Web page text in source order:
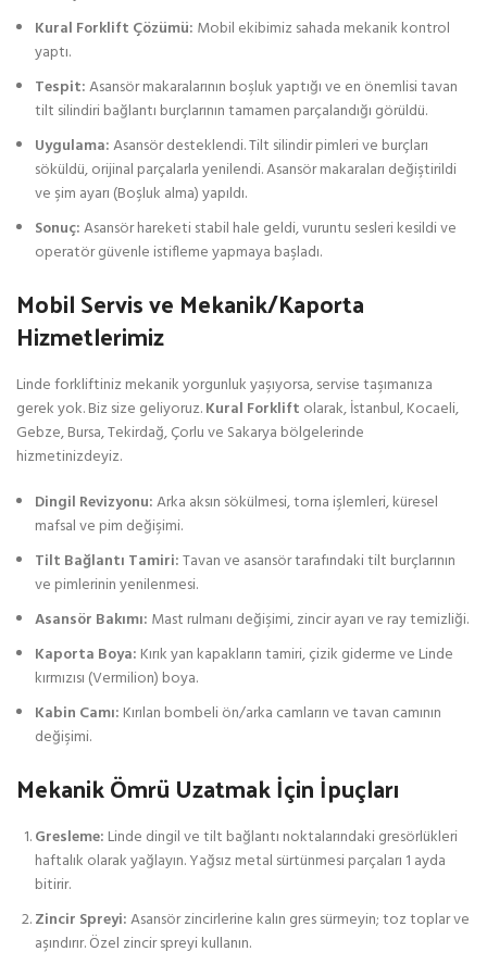
Kural Forklift Çözümü: Mobil ekibimiz sahada mekanik kontrol
yaptı.
Tespit:Asansör makaralarının boşluk yaptığı ve en önemlisi tavan
tilt silindiri bağlantı burçlarının tamamen parçalandığı görüldü.
Uygulama:Asansör desteklendi. Tilt silindir pimleri ve burçları
söküldü, orijinal parçalarla yenilendi. Asansör makaraları değiştirildi
ve şim ayarı (Boşluk alma) yapıldı.
Sonuç:Asansör hareketi stabil hale geldi, vuruntu sesleri kesildi ve
operatör güvenle istifleme yapmaya başladı.
Mobil Servis ve Mekanik/Kaporta
Hizmetlerimiz
Linde forkliftiniz mekanik yorgunluk yaşıyorsa, servise taşımanıza
gerek yok. Biz size geliyoruz.Kural Forklift olarak, İstanbul, Kocaeli,
Gebze, Bursa, Tekirdağ, Çorlu ve Sakarya bölgelerinde
hizmetinizdeyiz.
Dingil Revizyonu:Arka aksın sökülmesi, torna işlemleri, küresel
mafsal ve pim değişimi.
Tilt Bağlantı Tamiri:Tavan ve asansör tarafındaki tilt burçlarının
ve pimlerinin yenilenmesi.
Asansör Bakımı: Mast rulmanı değişimi, zincir ayarı ve ray temizliği.
Kaporta Boya: Kırık yan kapakların tamiri, çizik giderme ve Linde
kırmızısı (Vermilion) boya.
Kabin Camı: Kırılan bombeli ön/arka camların ve tavan camının
değişimi.
Mekanik Ömrü Uzatmak İçin İpuçları
Gresleme: Linde dingil ve tilt bağlantı noktalarındaki gresörlükleri
haftalık olarak yağlayın. Yağsız metal sürtünmesi parçaları 1 ayda
bitirir.
Zincir Spreyi:Asansör zincirlerine kalın gres sürmeyin; toz toplar ve
aşındırır. Özel zincir spreyi kullanın.